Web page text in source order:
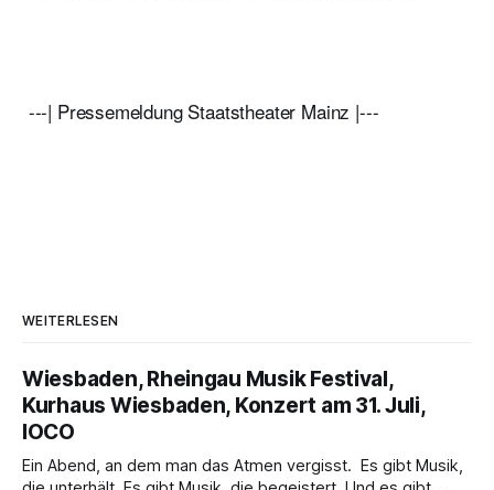
---| Pressemeldung Staatstheater Mainz |---
WEITERLESEN
Wiesbaden, Rheingau Musik Festival,
Kurhaus Wiesbaden, Konzert am 31. Juli,
IOCO
Ein Abend, an dem man das Atmen vergisst. Es gibt Musik,